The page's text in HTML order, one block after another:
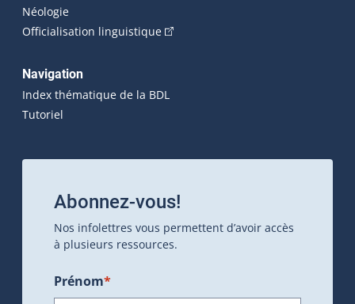
Néologie
Officialisation linguistique(Cet hyperlien externe s'ouvrira
Navigation
Index thématique de la BDL
Tutoriel
Abonnez-vous!
Nos infolettres vous permettent d’avoir accès
à plusieurs ressources.
Prénom*